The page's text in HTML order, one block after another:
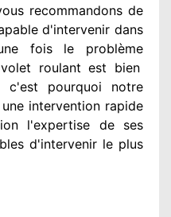
recommandons de
d'intervenir dans
fois le problème
roulant est bien
c'est pourquoi notre
intervention rapide
l'expertise de ses
d'intervenir le plus